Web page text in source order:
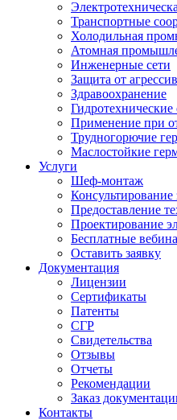
Транспортные
Холодильная
Атомная
Инженерные сети
Защита от
Здравоохранение
Применение при
Трудногорючие
Маслостойкие
Услуги
Шеф-монтаж
Консультирование
Предоставление
Проектирование
Бесплатные
Оставить заявку
Документация
Лицензии
Сертификаты
Патенты
СГР
Свидетельства
Отзывы
Отчеты
Рекомендации
Заказ
Контакты